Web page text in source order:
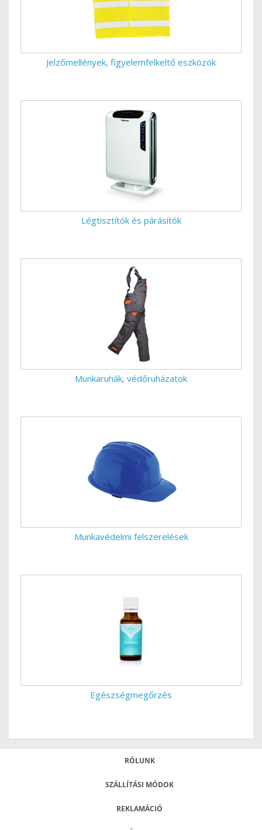
Jelzőmellények, figyelemfelkeltő eszközök
Légtisztítók és párásítók
Munkaruhák, védőruházatok
Munkavédelmi felszerelések
Egészségmegőrzés
RÓLUNK
SZÁLLÍTÁSI MÓDOK
REKLAMÁCIÓ